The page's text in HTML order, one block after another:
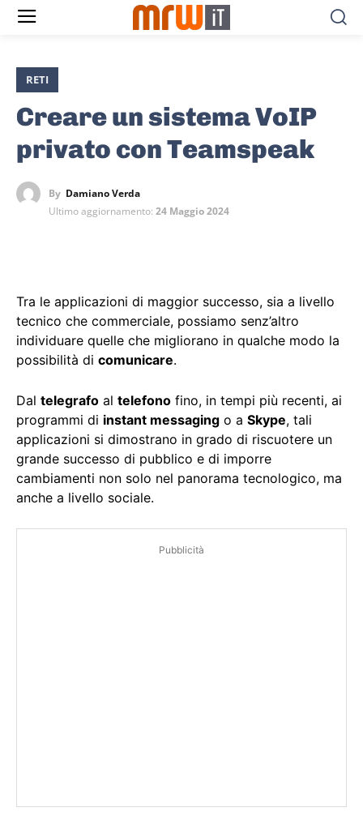
RETI
Creare un sistema VoIP
privato con Teamspeak
By Damiano Verda
Ultimo aggiornamento: 24 Maggio 2024
Tra le applicazioni di maggior successo, sia a livello
tecnico che commerciale, possiamo senz’altro
individuare quelle che migliorano in qualche modo la
possibilità di comunicare.
Dal telegrafo al telefono fino, in tempi più recenti, ai
programmi di instant messaging o a Skype, tali
applicazioni si dimostrano in grado di riscuotere un
grande successo di pubblico e di imporre
cambiamenti non solo nel panorama tecnologico, ma
anche a livello sociale.
Pubblicità